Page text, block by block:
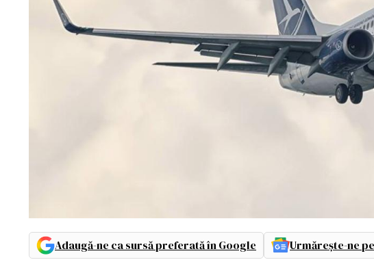
Adaugă-ne ca sursă preferată în Google Urmărește-ne